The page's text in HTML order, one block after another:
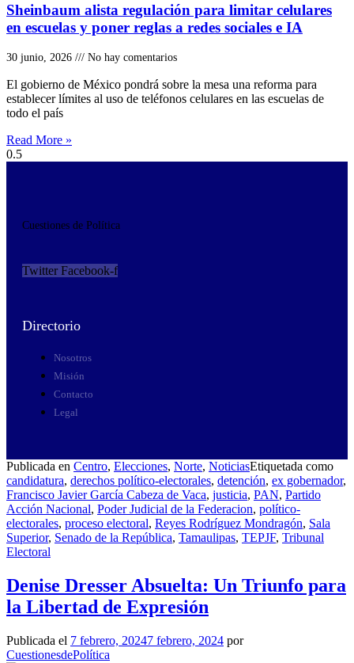
Sheinbaum alista regulación para limitar celulares
en escuelas y poner reglas a redes sociales e IA
30 junio, 2026 No hay comentarios
El gobierno de México pondrá sobre la mesa una reforma para
establecer límites al uso de teléfonos celulares en las escuelas de
todo el país
Read More »
Cuestiones de Política
Twitter Facebook-f
Directorio
Nosotros
Misión
Contacto
Legal
Publicada en Centro, Elecciones, Norte, NoticiasEtiquetada como
candidatura, derechos político-electorales, detención, ex gobernador,
Francisco Javier García Cabeza de Vaca, justicia, PAN, Partido
Acción Nacional, Poder Judicial de la Federacion, político-
electorales, proceso electoral, Reyes Rodríguez Mondragón, Sala
Superior, Senado de la República, Tamaulipas, TEPJF, Tribunal
Electoral
Denise Dresser Absuelta: Un Triunfo para
la Libertad de Expresión
Publicada el 7 febrero, 20247 febrero, 2024 por
CuestionesdePolítica